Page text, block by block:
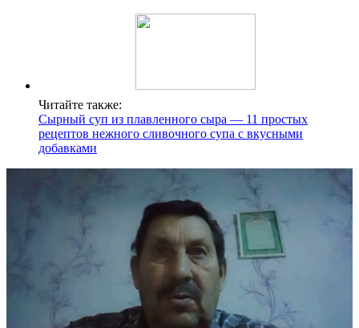
Читайте также:
Сырный суп из плавленного сыра — 11 простых
рецептов нежного сливочного супа с вкусными
добавками